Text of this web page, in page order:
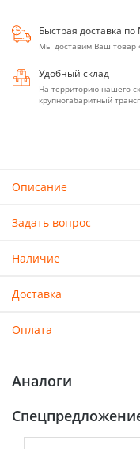
Быстрая доставка по
Мы доставим Ваш товар
Удобный склад
На территорию нашего
крупногабаритный
Описание
Задать вопрос
Наличие
Доставка
Оплата
Аналоги